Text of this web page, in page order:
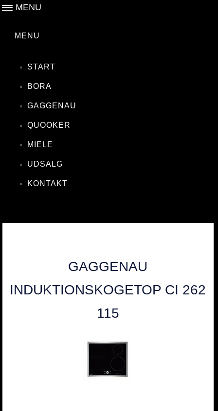
MENU
MENU
START
BORA
GAGGENAU
QUOOKER
MIELE
UDSALG
KONTAKT
GAGGENAU
INDUKTIONSKOGETOP CI 262
115